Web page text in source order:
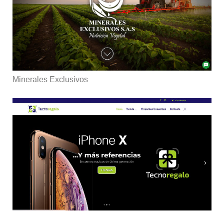
Minerales Exclusivos